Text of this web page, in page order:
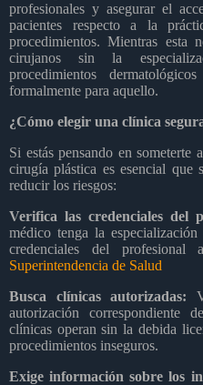
profesionales y asegurar el
pacientes respecto a la
procedimientos. Mientras esta
cirujanos sin la
procedimientos
formalmente para aquello.
¿Cómo elegir una clínica
Si estás pensando en someterte
cirugía plástica es esencial que
reducir los riesgos:
Verifica las credenciales del
médico tenga la
credenciales del
Superintendencia de Salud
Busca clínicas autorizadas:
autorización correspondiente
clínicas operan sin la debida
procedimientos inseguros.
Exige información sobre los